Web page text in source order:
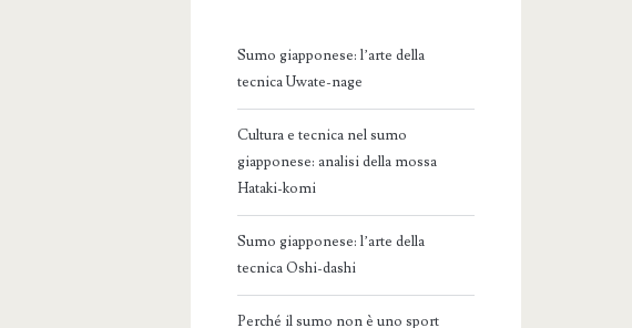
Sumo giapponese: l’arte della
tecnica Uwate-nage
Cultura e tecnica nel sumo
giapponese: analisi della mossa
Hataki-komi
Sumo giapponese: l’arte della
tecnica Oshi-dashi
Perché il sumo non è uno sport